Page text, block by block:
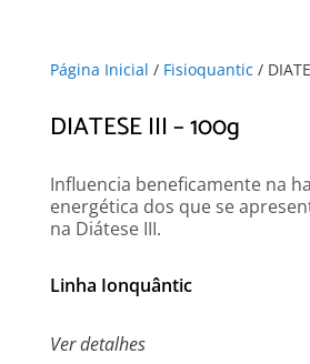
Página Inicial / Fisioquantic /
DIATESE III – 100g
Influencia beneficamente na
energética dos que se
na Diátese III.
Linha Ionquântic
Ver detalhes